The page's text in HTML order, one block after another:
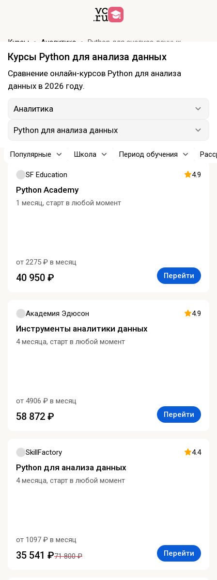
Курсы Аналитика Python для анализа данных
Курсы Python для анализа данных
Сравнение онлайн-курсов Python для анализа
данных в 2026 году.
Аналитика
Python для анализа данных
Популярные Школа Период обучения
SF Education 4.9
Python Academy
1 месяц, старт в любой момент
от 2275 ₽ в месяц
40 950 ₽ Перейти
Академия Эдюсон 4.9
Инструменты аналитики данных
4 месяца, старт в любой момент
от 4906 ₽ в месяц
58 872 ₽ Перейти
SkillFactory 4.4
Python для анализа данных
4 месяца, старт в любой момент
от 1097 ₽ в месяц
35 541 ₽71 800 ₽ Перейти